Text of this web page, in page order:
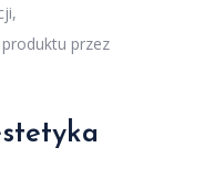
przez